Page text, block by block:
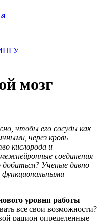
мозг
чтобы его сосуды как
через кровь
кислорода и
соединения
добиться? Ученые давно
уровня работы
все свои возможности?
рацион определенные